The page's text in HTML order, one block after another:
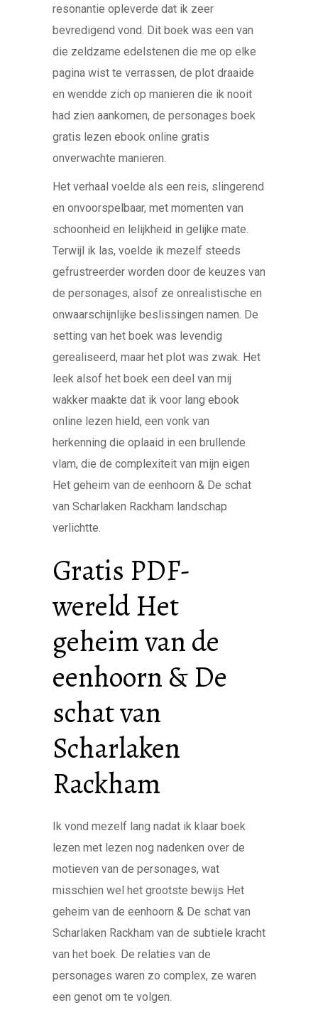
resonantie opleverde dat ik zeer
bevredigend vond. Dit boek was een van
die zeldzame edelstenen die me op elke
pagina wist te verrassen, de plot draaide
en wendde zich op manieren die ik nooit
had zien aankomen, de personages boek
gratis lezen ebook online gratis
onverwachte manieren.
Het verhaal voelde als een reis, slingerend
en onvoorspelbaar, met momenten van
schoonheid en lelijkheid in gelijke mate.
Terwijl ik las, voelde ik mezelf steeds
gefrustreerder worden door de keuzes van
de personages, alsof ze onrealistische en
onwaarschijnlijke beslissingen namen. De
setting van het boek was levendig
gerealiseerd, maar het plot was zwak. Het
leek alsof het boek een deel van mij
wakker maakte dat ik voor lang ebook
online lezen hield, een vonk van
herkenning die oplaaid in een brullende
vlam, die de complexiteit van mijn eigen
Het geheim van de eenhoorn & De schat
van Scharlaken Rackham landschap
verlichtte.
Gratis PDF-
wereld Het
geheim van de
eenhoorn & De
schat van
Scharlaken
Rackham
Ik vond mezelf lang nadat ik klaar boek
lezen met lezen nog nadenken over de
motieven van de personages, wat
misschien wel het grootste bewijs Het
geheim van de eenhoorn & De schat van
Scharlaken Rackham van de subtiele kracht
van het boek. De relaties van de
personages waren zo complex, ze waren
een genot om te volgen.